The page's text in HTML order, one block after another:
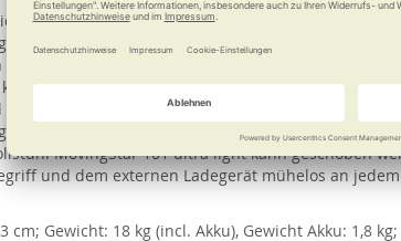
klein und handlich zusammenfalten und hat ein
lässt er sich in zwei Teile trennen. Die
rechten oder linken Armlehne befestigt werden
und eine maximale Reichweite von 15 km machen
Reisen. Anti-Kipp-Räder schützen vor einem
Transportrollen im gefalteten Zustand. Bei Bedarf
MovingStar 101 ultra light kann geschoben
und dem externen Ladegerät mühelos an
cm; Gewicht: 18 kg (incl. Akku), Gewicht Akku: 1,8